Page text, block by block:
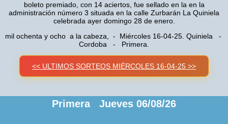
boleto premiado, con 14 aciertos, fue sellado en la en la
administración número 3 situada en la calle Zurbarán La Quiniela
celebrada ayer domingo 28 de enero.
mil ochenta y ocho a la cabeza, - Miércoles 16-04-25. Quiniela -
Cordoba - Primera.
<< ULTIMOS SORTEOS MIÉRCOLES 16-04-25 >>
Primera Jueves 06/08/26